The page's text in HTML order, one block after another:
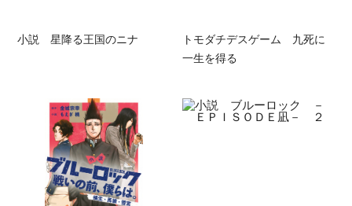
小説 星降る王国のニナ
トモダチデスゲーム 九死に
一生を得る